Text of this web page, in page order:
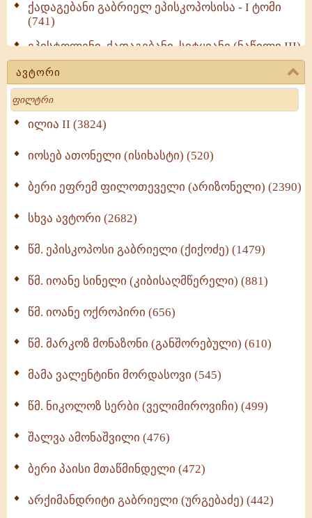
ქადაგებანი გაბრიელ ეპისკოპოსისა - I ტომი
(741)
ეპისტოლენი, ქადაგებანი, სიტყვანი (ნაწილი III)
(723)
მოძღვრის ძალზე სასარგებლო რჩევები
მრევლისათვის (545)
Wisdomge (514)
ქადაგებანი გაბრიელ ეპისკოპოსისა - II ტომი
სულიერი ცხოვრების სახელმძღვანელო -
ნაწილი II (369)
ავტორი
Search
ილია II (3824)
იოსებ ათონელი (ისიხასტი) (520)
ბერი ეფრემ ფილოთეველი (არიზონელი) (2390)
სხვა ავტორი (2682)
წმ. ეპისკოპოსი გაბრიელი (ქიქოძე) (1479)
წმ. იოანე სინელი (კიბისაღმწერელი) (881)
წმ. იოანე ოქროპირი (656)
წმ. მარკოზ მონაზონი (განშორებული) (610)
მამა ვალენტინი მორდასოვი (545)
წმ. ნიკოლოზ სერბი (ველიმიროვიჩი) (499)
შალვა ამონაშვილი (476)
ბერი პაისი მთაწმინდელი (472)
არქიმანდრიტი გაბრიელი (ურგებაძე) (442)